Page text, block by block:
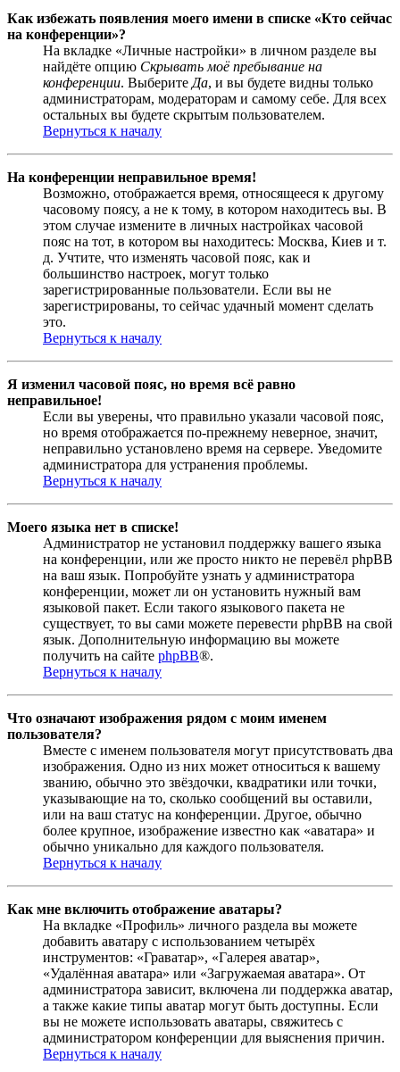
Как избежать появления моего имени в списке «Кто сейчас
на конференции»?
На вкладке «Личные настройки» в личном разделе вы
найдёте опцию Скрывать моё пребывание на
конференции. Выберите Да, и вы будете видны только
администраторам, модераторам и самому себе. Для всех
остальных вы будете скрытым пользователем.
Вернуться к началу
На конференции неправильное время!
Возможно, отображается время, относящееся к другому
часовому поясу, а не к тому, в котором находитесь вы. В
этом случае измените в личных настройках часовой
пояс на тот, в котором вы находитесь: Москва, Киев и т.
д. Учтите, что изменять часовой пояс, как и
большинство настроек, могут только
зарегистрированные пользователи. Если вы не
зарегистрированы, то сейчас удачный момент сделать
это.
Вернуться к началу
Я изменил часовой пояс, но время всё равно
неправильное!
Если вы уверены, что правильно указали часовой пояс,
но время отображается по-прежнему неверное, значит,
неправильно установлено время на сервере. Уведомите
администратора для устранения проблемы.
Вернуться к началу
Моего языка нет в списке!
Администратор не установил поддержку вашего языка
на конференции, или же просто никто не перевёл phpBB
на ваш язык. Попробуйте узнать у администратора
конференции, может ли он установить нужный вам
языковой пакет. Если такого языкового пакета не
существует, то вы сами можете перевести phpBB на свой
язык. Дополнительную информацию вы можете
получить на сайте phpBB®.
Вернуться к началу
Что означают изображения рядом с моим именем
пользователя?
Вместе с именем пользователя могут присутствовать два
изображения. Одно из них может относиться к вашему
званию, обычно это звёздочки, квадратики или точки,
указывающие на то, сколько сообщений вы оставили,
или на ваш статус на конференции. Другое, обычно
более крупное, изображение известно как «аватара» и
обычно уникально для каждого пользователя.
Вернуться к началу
Как мне включить отображение аватары?
На вкладке «Профиль» личного раздела вы можете
добавить аватару с использованием четырёх
инструментов: «Граватар», «Галерея аватар»,
«Удалённая аватара» или «Загружаемая аватара». От
администратора зависит, включена ли поддержка аватар,
а также какие типы аватар могут быть доступны. Если
вы не можете использовать аватары, свяжитесь с
администратором конференции для выяснения причин.
Вернуться к началу